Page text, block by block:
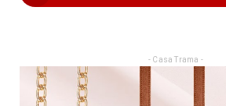
- Casa Trama -